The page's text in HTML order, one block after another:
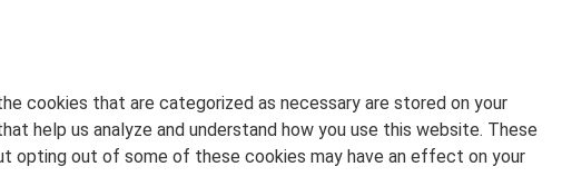
cookies that are categorized as necessary are stored on your
help us analyze and understand how you use this website. These
opting out of some of these cookies may have an effect on your